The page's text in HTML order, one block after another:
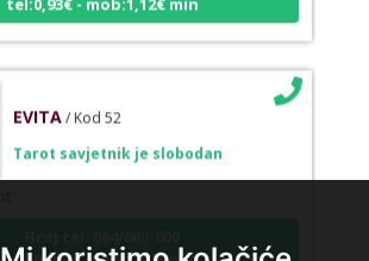
EVITA / Kod 52
Tarot savjetnik je slobodan
tel:0,93€ - mob:1,12€ min